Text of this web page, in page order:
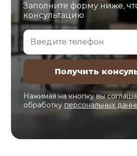
Заполните форму ниже,
консультацию
Нажимая на кнопку вы
обработкуперсональных